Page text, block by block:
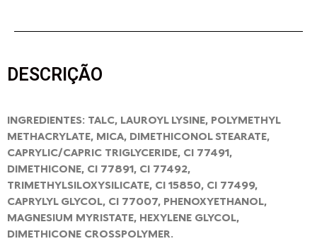
DESCRIÇÃO
INGREDIENTES: TALC, LAUROYL LYSINE, POLYMETHYL
METHACRYLATE, MICA, DIMETHICONOL STEARATE,
CAPRYLIC/CAPRIC TRIGLYCERIDE, CI 77491,
DIMETHICONE, CI 77891, CI 77492,
TRIMETHYLSILOXYSILICATE, CI 15850, CI 77499,
CAPRYLYL GLYCOL, CI 77007, PHENOXYETHANOL,
MAGNESIUM MYRISTATE, HEXYLENE GLYCOL,
DIMETHICONE CROSSPOLYMER.